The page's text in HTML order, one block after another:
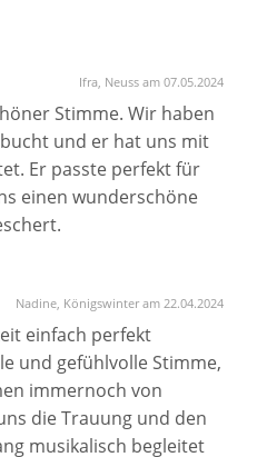
einfach perfekt
und gefühlvolle Stimme,
immernoch von
die Trauung und den
musikalisch begleitet
buchen! Es war so
in Engelskirchen am 08.11.2023
unsere Trauung und
wir haben es von
Wir mussten
und andere